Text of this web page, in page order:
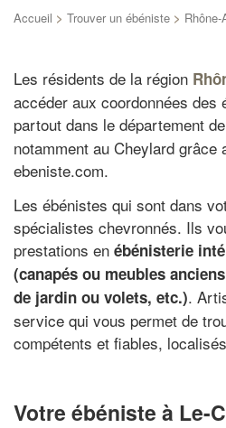
Accueil > Trouver un ébéniste > Rhône-
Les résidents de la région
accéder aux coordonnées des
partout dans le département
notamment au Cheylard
ebeniste.com.
Les ébénistes qui sont dans
spécialistes chevronnés. Ils
prestations en ébénisterie
(canapés ou meubles
de jardin ou volets, etc.).
service qui vous permet de
compétents et fiables,
Votre ébéniste à Le-